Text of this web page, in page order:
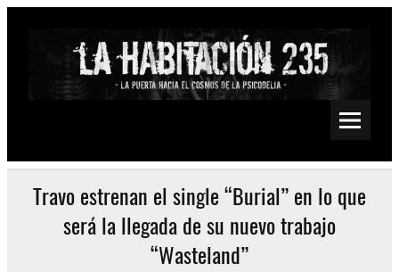
Saltar
Psychedelic, Stoner, Doom, Sludge, Fuzz, Space, Drone
Travo estrenan el single “Burial” en lo que
será la llegada de su nuevo trabajo
“Wasteland”